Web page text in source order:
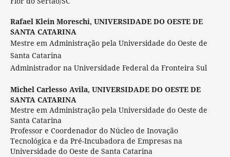
Rafael Klein Moreschi, UNIVERSIDADE DO OESTE DE
SANTA CATARINA
Mestre em Administração pela Universidade do Oeste de
Santa Catarina
Administrador na Universidade Federal da Fronteira Sul
Michel Carlesso Avila, UNIVERSIDADE DO OESTE DE
SANTA CATARINA
Mestre em Administração pela Universidade do Oeste de
Santa Catarina
Professor e Coordenador do Núcleo de Inovação
Tecnológica e da Pré-Incubadora de Empresas na
Universidade do Oeste de Santa Catarina